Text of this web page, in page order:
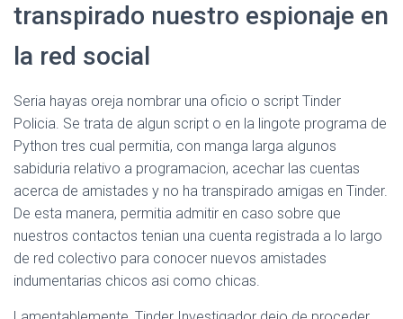
transpirado nuestro espionaje en
la red social
Seri­a hayas oreja nombrar una oficio o script Tinder
Policia. Se trata de algun script o en la lingote programa de
Python tres cual permitia, con manga larga algunos
sabiduria relativo a programacion, acechar las cuentas
acerca de amistades y no ha transpirado amigas en Tinder.
De esta manera, permitia admitir en caso sobre que
nuestros contactos tenian una cuenta registrada a lo largo
de red colectivo para conocer nuevos amistades
indumentarias chicos asi­ como chicas.